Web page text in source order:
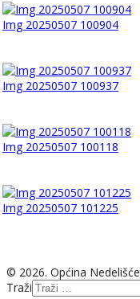
Img 20250507 100904
Img 20250507 100937
Img 20250507 100118
Img 20250507 101225
© 2026. Općina Nedelišće
Traži